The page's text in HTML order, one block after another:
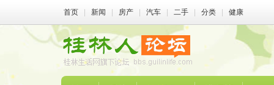
首页 新闻 房产 汽车 二手 分类 健康